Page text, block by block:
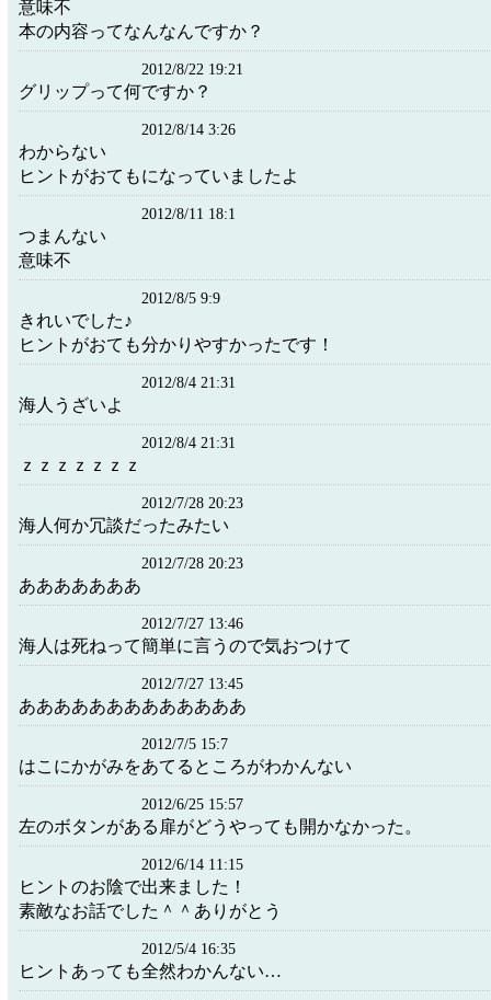
意味不
本の内容ってなんなんですか？
2012/8/22 19:21
グリップって何ですか？
2012/8/14 3:26
わからない
ヒントがおてもになっていましたよ
2012/8/11 18:1
つまんない
意味不
2012/8/5 9:9
きれいでした♪
ヒントがおても分かりやすかったです！
2012/8/4 21:31
海人うざいよ
2012/8/4 21:31
ｚｚｚｚｚｚｚ
2012/7/28 20:23
海人何か冗談だったみたい
2012/7/28 20:23
あああああああ
2012/7/27 13:46
海人は死ねって簡単に言うので気おつけて
2012/7/27 13:45
あああああああああああああ
2012/7/5 15:7
はこにかがみをあてるところがわかんない
2012/6/25 15:57
左のボタンがある扉がどうやっても開かなかった。
2012/6/14 11:15
ヒントのお陰で出来ました！
素敵なお話でした＾＾ありがとう
2012/5/4 16:35
ヒントあっても全然わかんない…